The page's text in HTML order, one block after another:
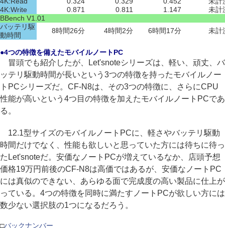
4K:Write
0.871 0.811 1.147
未計
BBench V1.01
バッテリ駆
動時間
8時間26分 4時間2分 6時間17分 未計
●4つの特徴を備えたモバイルノートPC
冒頭でも紹介したが、Let'snoteシリーズは、軽い、頑丈、バ
ッテリ駆動時間が長いという3つの特徴を持ったモバイルノー
トPCシリーズだ。CF-N8は、その3つの特徴に、さらにCPU
性能が高いという4つ目の特徴を加えたモバイルノートPCであ
る。
12.1型サイズのモバイルノートPCに、軽さやバッテリ駆動
時間だけでなく、性能も欲しいと思っていた方には待ちに待っ
たLet'snoteだ。安価なノートPCが増えているなか、店頭予想
価格19万円前後のCF-N8は高価ではあるが、安価なノートPC
には真似のできない、あらゆる面で完成度の高い製品に仕上が
っている。4つの特徴を同時に満たすノートPCが欲しい方には
数少ない選択肢の1つになるだろう。
□バックナンバー